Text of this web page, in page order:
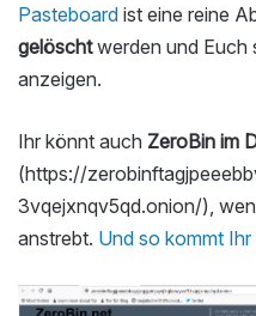
Pasteboard ist eine reine
gelöschtwerden und Euch
anzeigen.
Ihr könnt auch ZeroBin im
(https://
3vqejxnqv5qd.onion/),
anstrebt. Und so kommt Ihr